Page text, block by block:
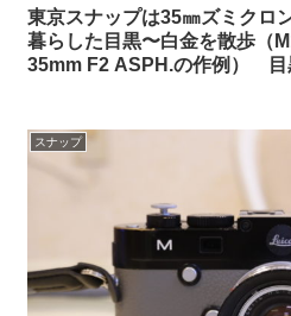
東京スナップは35㎜ズミクロ
暮らした目黒〜白金を散歩（
35mm F2 ASPH.の作例） 目
スナップ